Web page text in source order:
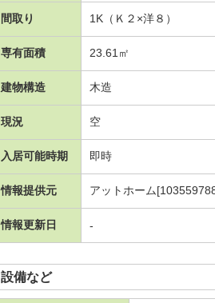
間取り 1K（Ｋ２×洋８）
専有面積 23.61㎡
建物構造 木造
現況 空
入居可能時期 即時
情報提供元 アットホーム
情報更新日 -
設備など